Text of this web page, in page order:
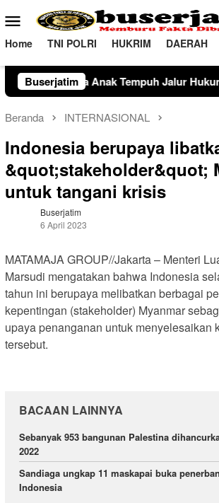
ke
konten
Menu
Mobile
Home TNI POLRI HUKRIM DAERAH
Buserjatim
Jalur Hukum Usai Dugaan
Beranda INTERNASIONAL
Indonesia berupaya
&quot;stakeholder&quot;
untuk tangani krisis
Buserjatim
6 April 2023
MATAMAJA GROUP//Jakarta – Menteri
Marsudi mengatakan bahwa Indonesia
tahun ini berupaya melibatkan berbagai
kepentingan (stakeholder) Myanmar
upaya penanganan untuk menyelesaikan
tersebut.
BACAAN LAINNYA
Sebanyak 953 bangunan Palestina
2022
Sandiaga ungkap 11 maskapai buka
Indonesia